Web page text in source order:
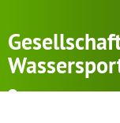
Hockenheim